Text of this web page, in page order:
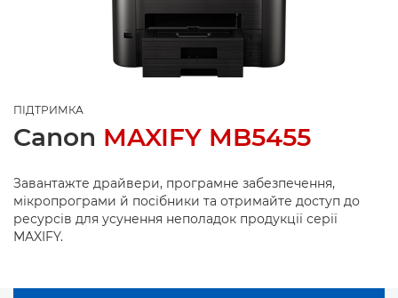
ПІДТРИМКА
Canon MAXIFY MB5455
Завантажте драйвери, програмне забезпечення,
мікропрограми й посібники та отримайте доступ до
ресурсів для усунення неполадок продукції серії
MAXIFY.